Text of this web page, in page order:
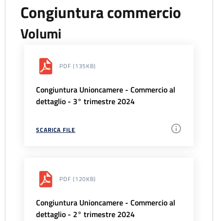
Congiuntura commercio
Volumi
PDF (135KB)
Congiuntura Unioncamere - Commercio al
dettaglio - 3° trimestre 2024
SCARICA FILE
PDF (120KB)
Congiuntura Unioncamere - Commercio al
dettaglio - 2° trimestre 2024